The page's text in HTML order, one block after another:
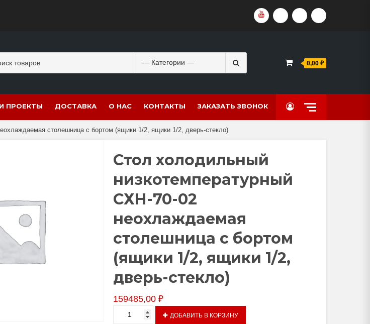
YOUTUBEVKVIDEORUTUBEDZEN
for:
0,00 ₽
ПРОЕКТЫ ДОСТАВКА О НАС КОНТАКТЫ ЗАКАЗАТЬ ЗВОНОК
столешница с бортом (ящики 1/2, ящики 1/2, дверь-стекло)
Стол холодильный
низкотемпературный
СХН-70-02
неохлаждаемая
столешница с бортом
(ящики 1/2, ящики 1/2,
дверь-стекло)
159485,00 ₽
Количество
ДОБАВИТЬ В КОРЗИНУ